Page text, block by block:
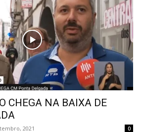
CHEGA NA BAIXA DE
2021 0